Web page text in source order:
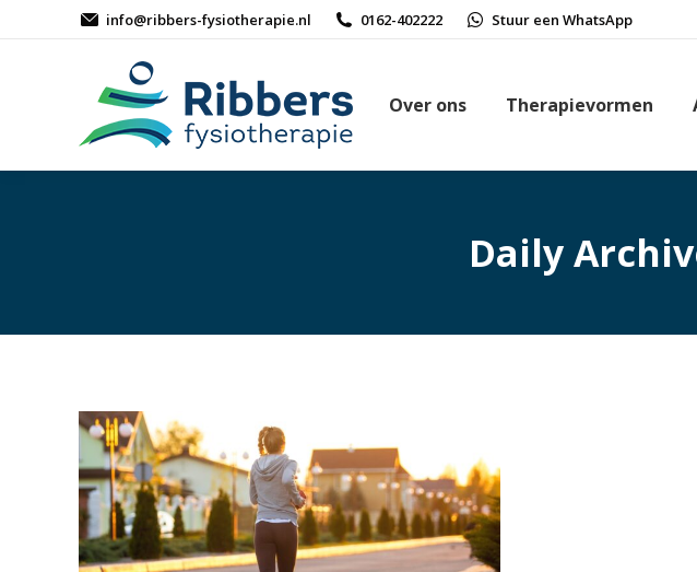
info@ribbers-fysiotherapie.nl 0162-402222 Stuur een WhatsApp
Over ons Therapievormen
Daily